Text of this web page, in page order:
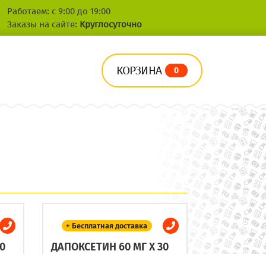
Работаем: с 9:00 до 19:00
Заказы на сайте: Круглосуточно
КОРЗИНА 0
+ Бесплатная доставка
ДАПОКСЕТИН 60 МГ X 30